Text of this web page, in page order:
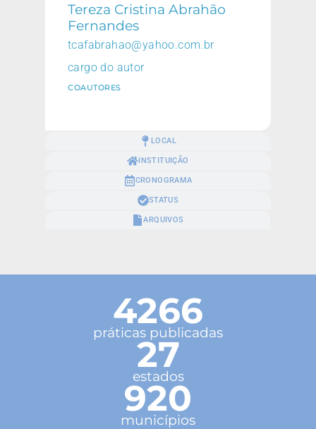
LOCAL
INSTITUIÇÃO
CRONOGRAMA
STATUS
ARQUIVOS
Tereza Cristina Abrahão
Fernandes
tcafabrahao@yahoo.com.br
cargo do autor
COAUTORES
4266
práticas publicadas
27
estados
920
municípios